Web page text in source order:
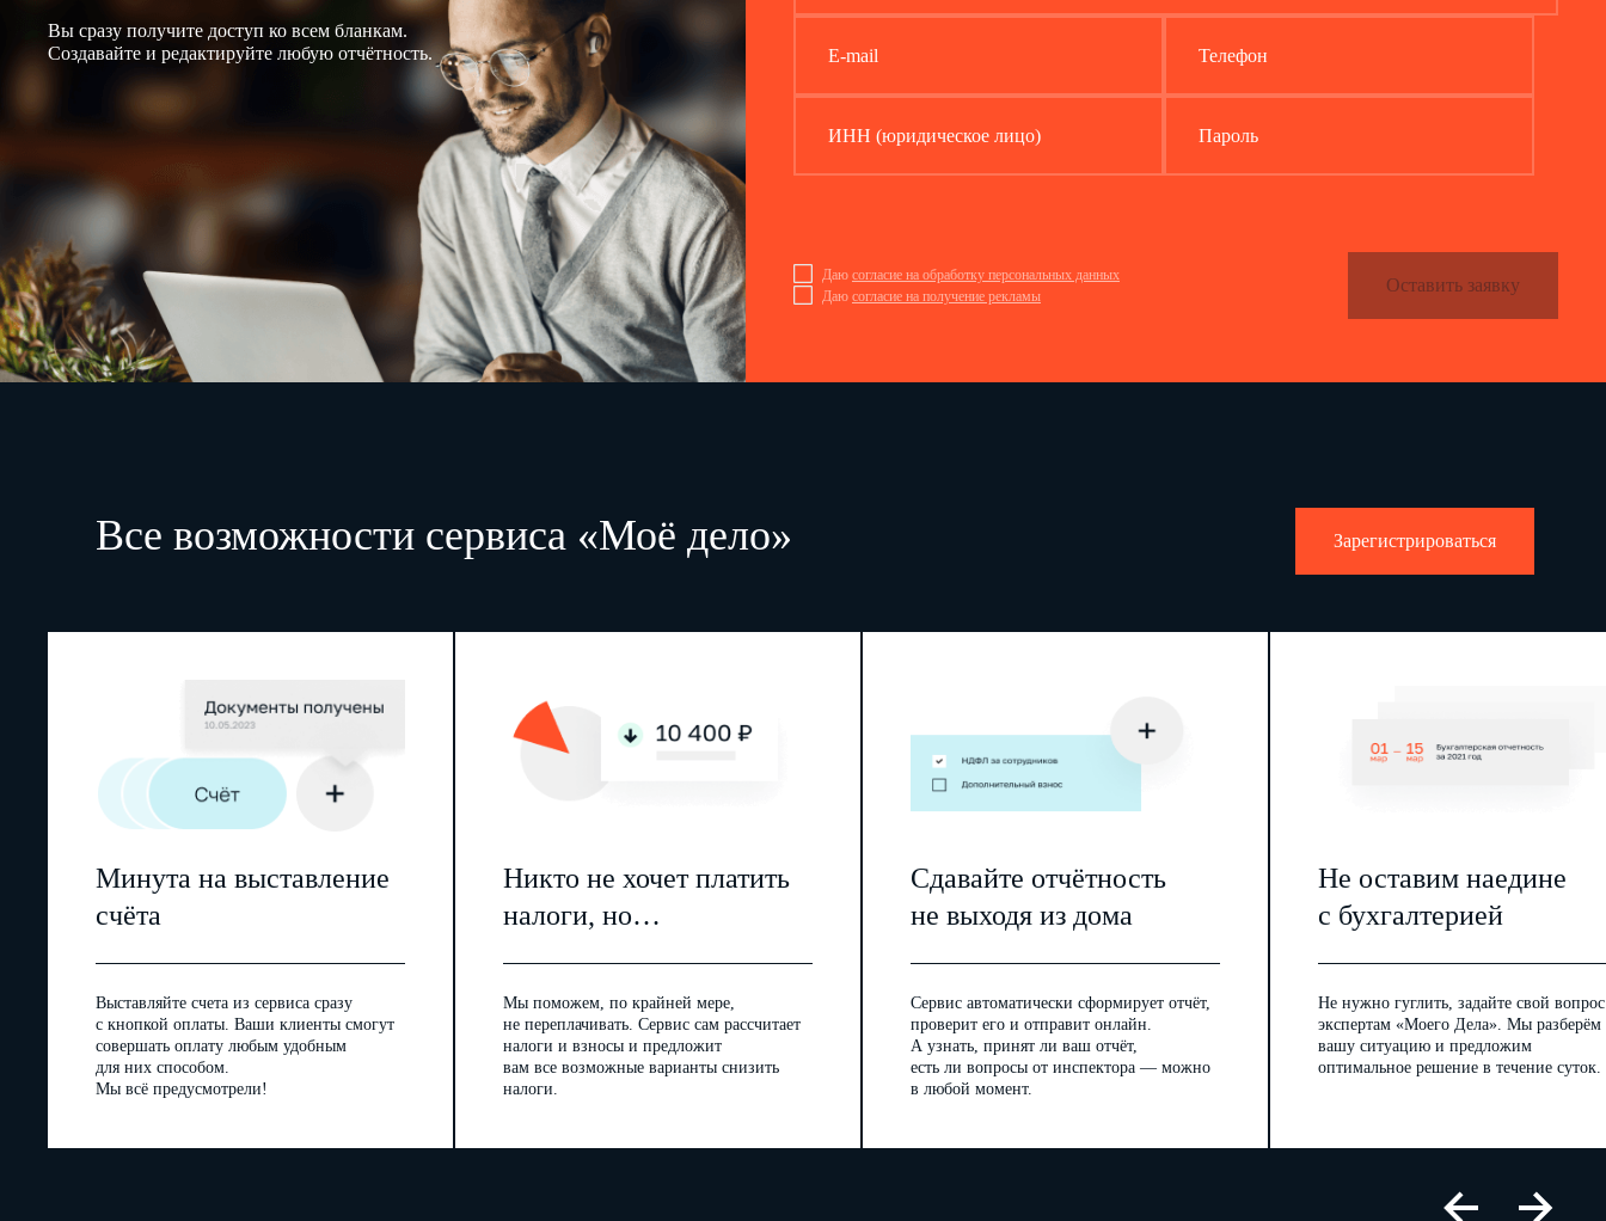
Вы сразу получите доступ ко всем бланкам.
Создавайте и редактируйте любую отчётность.
E-mail Телефон
ИНН (юридическое лицо) Пароль
Даю согласие на обработку персональных данных
Даю согласие на получение рекламы
Оставить заявку
Все возможности сервиса «Моё дело» Зарегистрироваться
Минута на выставление
счёта
Выставляйте счета из сервиса сразу
с кнопкой оплаты. Ваши клиенты смогут
совершать оплату любым удобным
для них способом.
Мы всё предусмотрели!
Никто не хочет платить
налоги, но…
Мы поможем, по крайней мере,
не переплачивать. Сервис сам рассчитает
налоги и взносы и предложит
вам все возможные варианты снизить
налоги.
Сдавайте отчётность
не выходя из дома
Сервис автоматически сформирует отчёт,
проверит его и отправит онлайн.
А узнать, принят ли ваш отчёт,
есть ли вопросы от инспектора — можно
в любой момент.
Не оставим наедине
с бухгалтерией
Не нужно гуглить, задайте свой вопрос
экспертам «Моего Дела». Мы разберём
вашу ситуацию и предложим
оптимальное решение в течение суток.